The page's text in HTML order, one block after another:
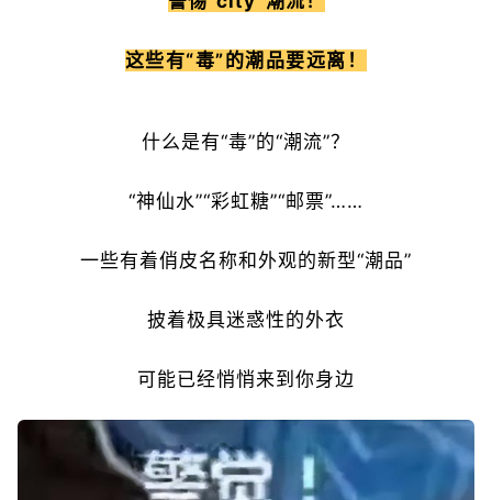
这些有“毒”的潮品要远离！
什么是有“毒”的“潮流”？
“神仙水”“彩虹糖”“邮票”……
一些有着俏皮名称和外观的新型“潮品”
披着极具迷惑性的外衣
可能已经悄悄来到你身边